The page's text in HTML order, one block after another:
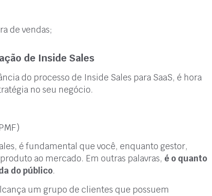
de vendas;
de Inside Sales
do processo de Inside Sales para SaaS, é hora
no seu negócio.
é fundamental que você, enquanto gestor,
ao mercado. Em outras palavras, é o quanto
do público.
um grupo de clientes que possuem